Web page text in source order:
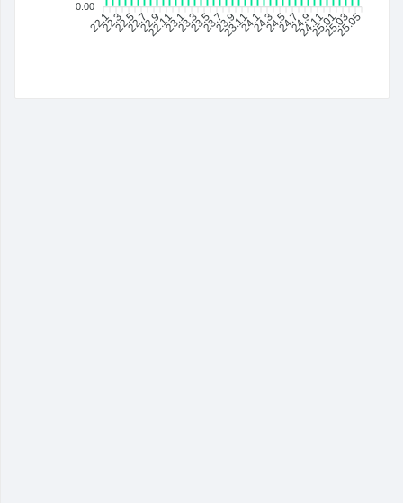
0.00
22.122.322.522.722.9
22.1123.123.323.523.723.9
23.1124.124.324.524.724.9
24.1125.0125.03
25.05